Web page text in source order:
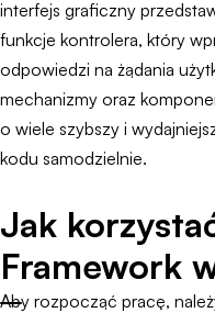
interfejs graficzny
funkcje kontrolera, który
odpowiedzi na żądania
mechanizmy oraz
o wiele szybszy i
kodu samodzielnie.
Jak
Framework
Aby rozpocząć pracę,